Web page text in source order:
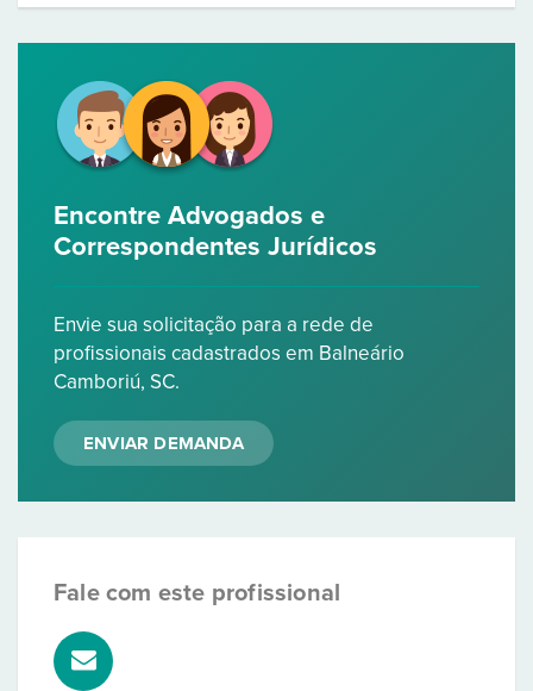
Encontre Advogados e
Correspondentes Jurídicos
Envie sua solicitação para a rede de
profissionais cadastrados em Balneário
Camboriú, SC.
ENVIAR DEMANDA
Fale com este profissional